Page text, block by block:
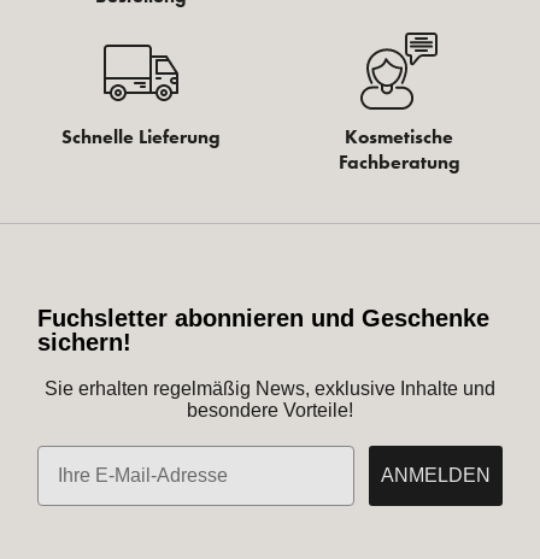
Schnelle Lieferung
Kosmetische
Fachberatung
Fuchsletter abonnieren und Geschenke
sichern!
Sie erhalten regelmäßig News, exklusive Inhalte und
besondere Vorteile!
E-Mail
ANMELDEN